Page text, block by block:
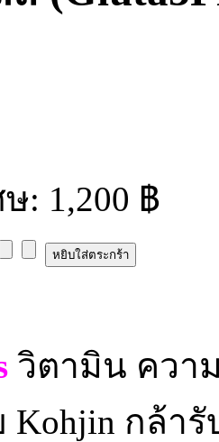
: 1,200 ฿
วิตามิน ความ
กล้า